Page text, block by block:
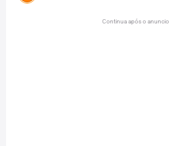
Continua após o anuncio